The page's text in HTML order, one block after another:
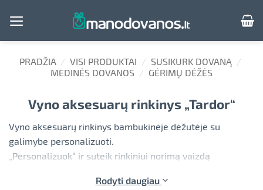
PRADŽIA / VISI PRODUKTAI / SUSIKURK DOVANĄ /
MEDINĖS DOVANOS / GĖRIMŲ DĖŽĖS
Vyno aksesuarų rinkinys „Tardor“
Vyno aksesuarų rinkinys bambukinėje dėžutėje su
galimybe personalizuoti.
„Personalizuok“ ir suteik rinkiniui norimą vaizdą
Rodyti daugiau